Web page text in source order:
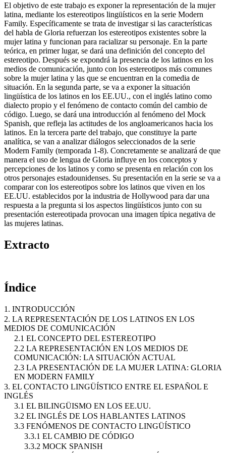
El objetivo de este trabajo es exponer la representación de la mujer
latina, mediante los estereotipos lingüísticos en la serie Modern
Family. Específicamente se trata de investigar si las características
del habla de Gloria refuerzan los estereotipos existentes sobre la
mujer latina y funcionan para racializar su personaje. En la parte
teórica, en primer lugar, se dará una definición del concepto del
estereotipo. Después se expondrá la presencia de los latinos en los
medios de comunicación, junto con los estereotipos más comunes
sobre la mujer latina y las que se encuentran en la comedia de
situación. En la segunda parte, se va a exponer la situación
lingüística de los latinos en los EE.UU., con el inglés latino como
dialecto propio y el fenómeno de contacto común del cambio de
código. Luego, se dará una introducción al fenómeno del Mock
Spanish, que refleja las actitudes de los angloamericanos hacia los
latinos. En la tercera parte del trabajo, que constituye la parte
analítica, se van a analizar diálogos seleccionados de la serie
Modern Family (temporada 1-8). Concretamente se analizará de que
manera el uso de lengua de Gloria influye en los conceptos y
percepciones de los latinos y como se presenta en relación con los
otros personajes estadounidenses. Su presentación en la serie se va a
comparar con los estereotipos sobre los latinos que viven en los
EE.UU. establecidos por la industria de Hollywood para dar una
respuesta a la pregunta si los aspectos lingüísticos junto con su
presentación estereotipada provocan una imagen típica negativa de
las mujeres latinas.
Extracto
Índice
1. INTRODUCCIÓN
2. LA REPRESENTACIÓN DE LOS LATINOS EN LOS
MEDIOS DE COMUNICACIÓN
2.1 EL CONCEPTO DEL ESTEREOTIPO
2.2 LA REPRESENTACIÓN EN LOS MEDIOS DE
COMUNICACIÓN: LA SITUACIÓN ACTUAL
2.3 LA PRESENTACIÓN DE LA MUJER LATINA: GLORIA
EN MODERN FAMILY
3. EL CONTACTO LINGÜÍSTICO ENTRE EL ESPAÑOL E
INGLÉS
3.1 EL BILINGÜISMO EN LOS EE.UU.
3.2 EL INGLÉS DE LOS HABLANTES LATINOS
3.3 FENÓMENOS DE CONTACTO LINGÜÍSTICO
3.3.1 EL CAMBIO DE CÓDIGO
3.3.2 MOCK SPANISH